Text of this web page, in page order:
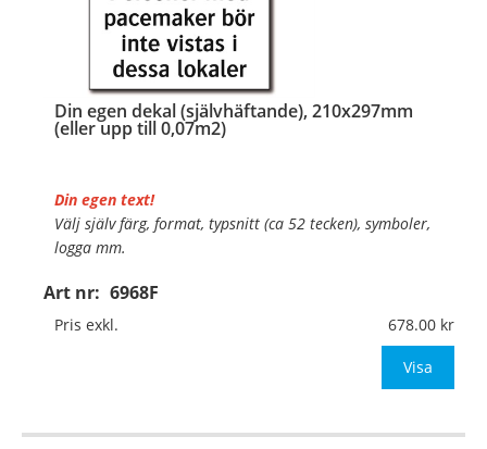
Din egen dekal (självhäftande), 210x297mm
(eller upp till 0,07m2)
Art nr: 6968F
Din egen text!
Välj själv färg, format, typsnitt (ca 52 tecken), symboler,
logga mm.
Material:Självhäftande folie
Mått:210x297mm (eller annat mått upp till 0,07m²)
Pris exkl. 678.00
Visa